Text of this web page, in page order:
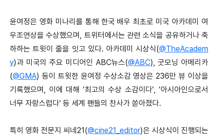
윤여정은 영화 미나리를 통해 한국 배우 최초로 미국 아카데미 여
우조연상을 수상했으며, 트위터에서는 관련 소식을 공유하거나 축
하하는 트윗이 줄을 잇고 있다. 아카데미 시상식(@TheAcadem
y)과 미국의 주요 미디어인 ABC뉴스(@ABC), 굿모닝 아메리카
(@GMA) 등이 트윗한 윤여정 수상소감 영상은 236만 뷰 이상을
기록했으며, 이에 대해 ‘최고의 수상 소감이다', ‘아시아인으로서
너무 자랑스럽다' 등 세계 팬들의 찬사가 쏟아졌다.
특히 영화 전문지 씨네21(@cine21_editor)은 시상식이 진행되는